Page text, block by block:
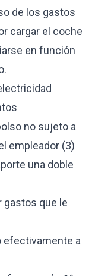
de los gastos
cargar el coche
en función
no sujeto a
empleador (3)
una doble
gastos que le
efectivamente a